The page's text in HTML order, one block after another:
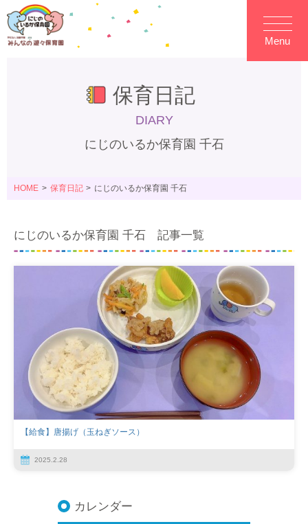
Menu
保育日記
DIARY
にじのいるか保育園 千石
HOME 保育日記 にじのいるか保育園 千石
にじのいるか保育園 千石 記事一覧
【給食】唐揚げ（玉ねぎソース）
2025.2.28
カレンダー